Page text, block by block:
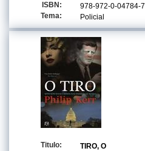
ISBN:
978-972-0-04784-7
Tema:
Policial
Titulo:
TIRO, O